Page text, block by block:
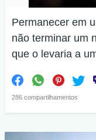
Permanecer em
não terminar um
que o levaria a
286 compartilhamentos